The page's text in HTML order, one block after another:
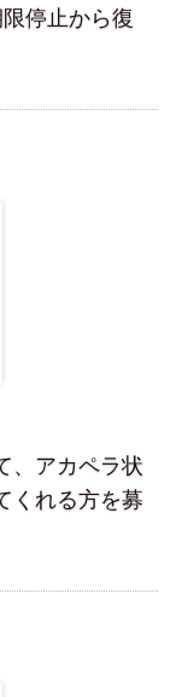
停止から復
、アカペラ状
くれる方を募